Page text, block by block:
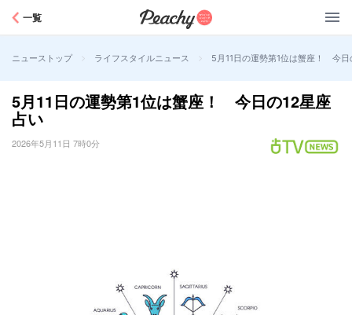
一覧
ニューストップ > ライフスタイルニュース > 5月11日の運勢第1位は蟹座！ 今日
5月11日の運勢第1位は蟹座！ 今日の12星座
占い
2026年5月11日 7時0分